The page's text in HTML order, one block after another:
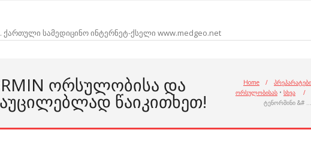
სამედიცინო ინტერნეტ-ქსელი www.medgeo.net
ᲝᲠᲡᲣᲚᲝᲑᲘᲡᲐ ᲓᲐ
ᲬᲐᲘᲙᲘᲗᲮᲔᲗ!
Home /
პრეპარატები
ორსულობისას • სხვა
/
ტენორმინი &# …